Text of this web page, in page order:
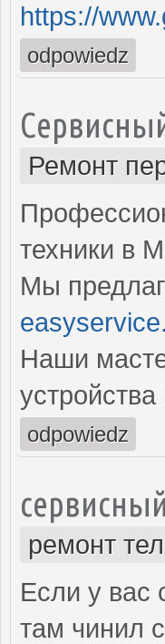
https://
odpowiedz
Ремонт
техники в
Мы
Наши
odpowiedz
ремонт
Если у вас
там чинил